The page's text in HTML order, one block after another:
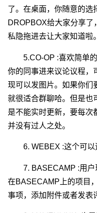
了。在桌面，你随意的选
DROPBOX给大家分享了
私隐拖进去让大家知道啦。
5.CO-OP :喜欢简单
你的同事进来议论议程，
现可以发图片。如果你们
就很适合群聊哈。但是也
是不能实时更新，要每次
并没有过人之处。
6. WEBEX :这个可以
7. BASECAMP :用
在BASECAMP上的项目
事项，添加附件或者发表